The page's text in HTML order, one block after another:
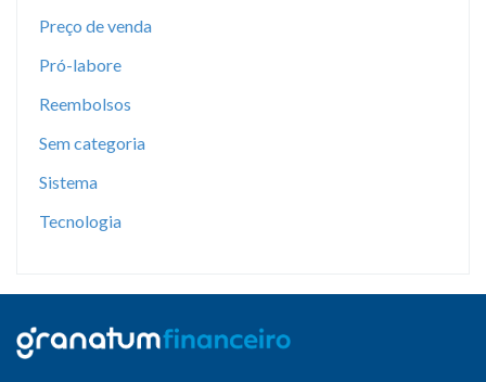
Preço de venda
Pró-labore
Reembolsos
Sem categoria
Sistema
Tecnologia